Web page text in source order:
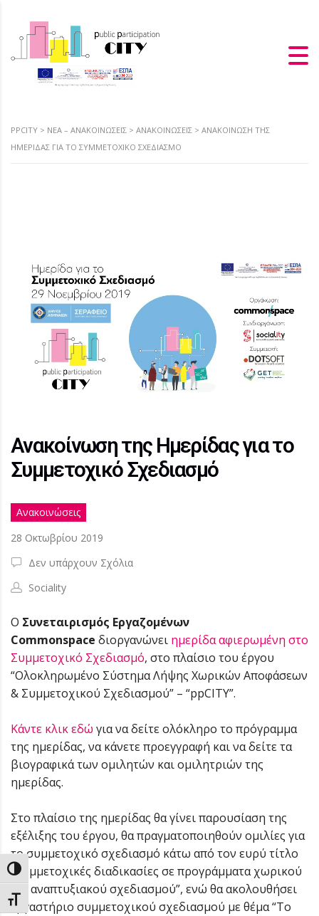
Εναλλαγή Υψηλής Αντίθεσης
Εναλλαγή Μεγέθους Γραμμάτων
PPCITY > ΝΈΑ – ΑΝΑΚΟΙΝΏΣΕΙΣ > ΑΝΑΚΟΙΝΏΣΕΙΣ > ΑΝΑΚΟΊΝΩΣΗ ΤΗΣ
ΗΜΕΡΊΔΑΣ ΓΙΑ ΤΟ ΣΥΜΜΕΤΟΧΙΚΌ ΣΧΕΔΙΑΣΜΌ
Ανακοίνωση της Ημερίδας για το
Συμμετοχικό Σχεδιασμό
Ανακοινώσεις
28 Οκτωβρίου 2019
Δεν υπάρχουν Σχόλια
Sociality
Ο Συνεταιρισμός Εργαζομένων
Commonspace διοργανώνει ημερίδα αφιερωμένη στο
Συμμετοχικό Σχεδιασμό, στo πλαίσιo του έργου
“Ολοκληρωμένο Σύστημα Λήψης Χωρικών Αποφάσεων
& Συμμετοχικού Σχεδιασμού” – “ppCITY”.
Κάντε κλικ εδώ για να δείτε ολόκληρο το πρόγραμμα
της ημερίδας, να κάνετε προεγγραφή και να δείτε τα
βιογραφικά των ομιλητών και ομιλητριών της
ημερίδας.
Στο πλαίσιο της ημερίδας θα γίνει παρουσίαση της
εξέλιξης του έργου, θα πραγματοποιηθούν ομιλίες για
το συμμετοχικό σχεδιασμό κάτω από τον ευρύ τίτλο
“Συμμετοχικές διαδικασίες σε προγράμματα χωρικού
και αναπτυξιακού σχεδιασμού”, ενώ θα ακολουθήσει
εργαστήριο συμμετοχικού σχεδιασμού με θέμα “Το